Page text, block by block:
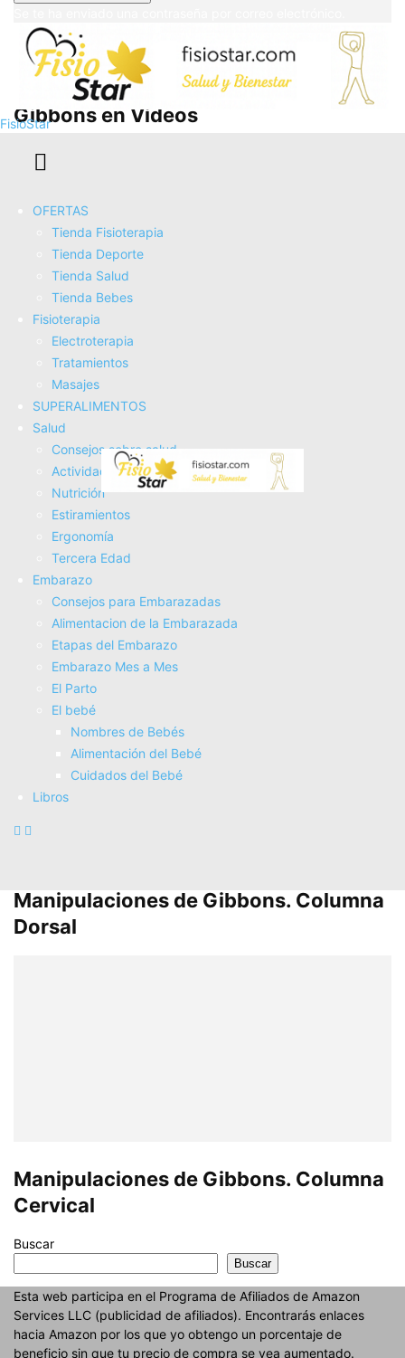
FisioStar
OFERTAS
Tienda Fisioterapia
Tienda Deporte
Tienda Salud
Tienda Bebes
Fisioterapia
Electroterapia
Tratamientos
Masajes
SUPERALIMENTOS
Salud
Consejos sobre salud
Actividad Fí­sica
Nutrición
Estiramientos
Ergonomí­a
Tercera Edad
Embarazo
Consejos para Embarazadas
Alimentacion de la Embarazada
Etapas del Embarazo
Embarazo Mes a Mes
El Parto
El bebé
Nombres de Bebés
Alimentación del Bebé
Cuidados del Bebé
Libros
Manipulaciones Vertebrales de
Gibbons en Ví­deos
Manipulaciones de Gibbons. Costillas
Manipulaciones de Gibbons. Columna
Lumbar
Manipulaciones de Gibbons. Columna
Dorsal
Manipulaciones de Gibbons. Columna
Cervical
Buscar
Buscar
Esta web participa en el Programa de Afiliados de Amazon
Services LLC (publicidad de afiliados). Encontrarás enlaces
hacia Amazon por los que yo obtengo un porcentaje de
beneficio sin que tu precio de compra se vea aumentado.